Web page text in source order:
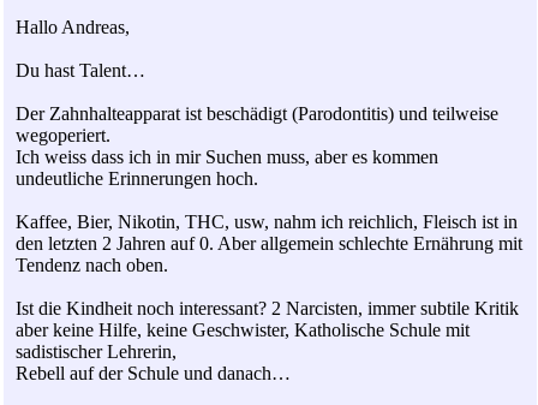
Hallo Andreas,
Du hast Talent…
Der Zahnhalteapparat ist beschädigt (Parodontitis) und teilweise
wegoperiert.
Ich weiss dass ich in mir Suchen muss, aber es kommen
undeutliche Erinnerungen hoch.
Kaffee, Bier, Nikotin, THC, usw, nahm ich reichlich, Fleisch ist in
den letzten 2 Jahren auf 0. Aber allgemein schlechte Ernährung mit
Tendenz nach oben.
Ist die Kindheit noch interessant? 2 Narcisten, immer subtile Kritik
aber keine Hilfe, keine Geschwister, Katholische Schule mit
sadistischer Lehrerin,
Rebell auf der Schule und danach…